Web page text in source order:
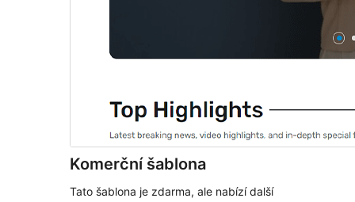
Komerční šablona
Tato šablona je zdarma, ale nabízí další